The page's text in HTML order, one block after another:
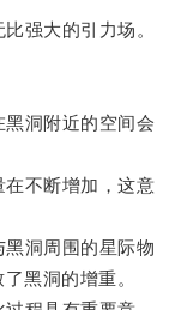
强大的引力场。
洞附近的空间会
不断增加，这意
洞周围的星际物
黑洞的增重。